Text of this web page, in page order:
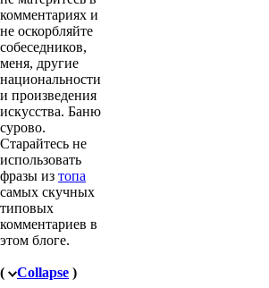
комментариях и
не оскорбляйте
собеседников,
меня, другие
национальности
и произведения
искусства. Баню
сурово.
Старайтесь не
использовать
фразы из топа
самых скучных
типовых
комментариев в
этом блоге.
( Collapse )